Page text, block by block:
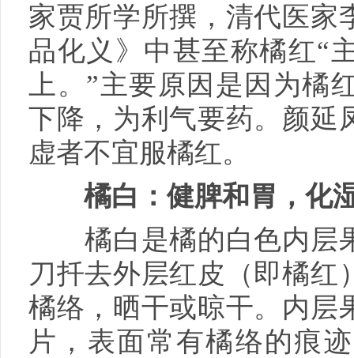
家贾所学所撰，清代医家
品化义》中甚至称橘红“
上。”主要原因是因为橘
下降，为利气要药。颜延
虚者不宜服橘红。
橘白：健脾和胃，化
橘白是橘的白色内层
刀扦去外层红皮（即橘红
橘络，晒干或晾干。内层
片，表面常有橘络的痕